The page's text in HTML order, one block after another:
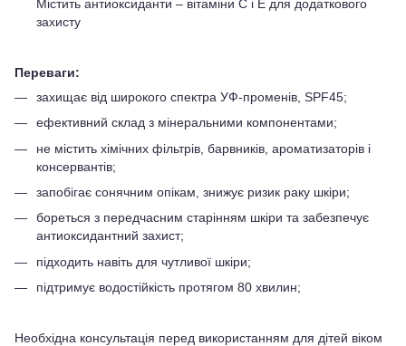
Містить антиоксиданти – вітаміни C і E для додаткового
захисту
Переваги:
захищає від широкого спектра УФ-променів, SPF45;
ефективний склад з мінеральними компонентами;
не містить хімічних фільтрів, барвників, ароматизаторів і
консервантів;
запобігає сонячним опікам, знижує ризик раку шкіри;
бореться з передчасним старінням шкіри та забезпечує
антиоксидантний захист;
підходить навіть для чутливої шкіри;
підтримує водостійкість протягом 80 хвилин;
Необхідна консультація перед використанням для дітей віком